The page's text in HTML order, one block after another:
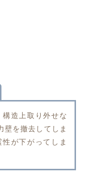
構造上取り外せな
壁を撤去してしま
が下がってしま